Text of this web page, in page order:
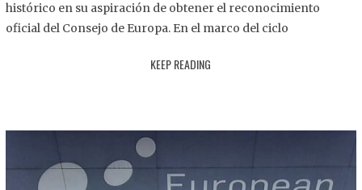
2
histórico en su aspiración de obtener el reconocimiento
oficial del Consejo de Europa. En el marco del ciclo
KEEP READING